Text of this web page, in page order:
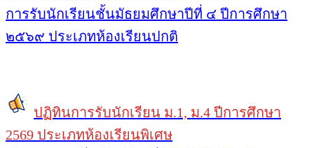
การรับนักเรียนชั้นมัธยมศึกษาปีที่ ๔ ปีการศึกษา
๒๕๖๙ ประเภทห้องเรียนปกติ
ปฏิทินการรับนักเรียน ม.1, ม.4 ปีการศึกษา
2569 ประเภทห้องเรียนพิเศษ